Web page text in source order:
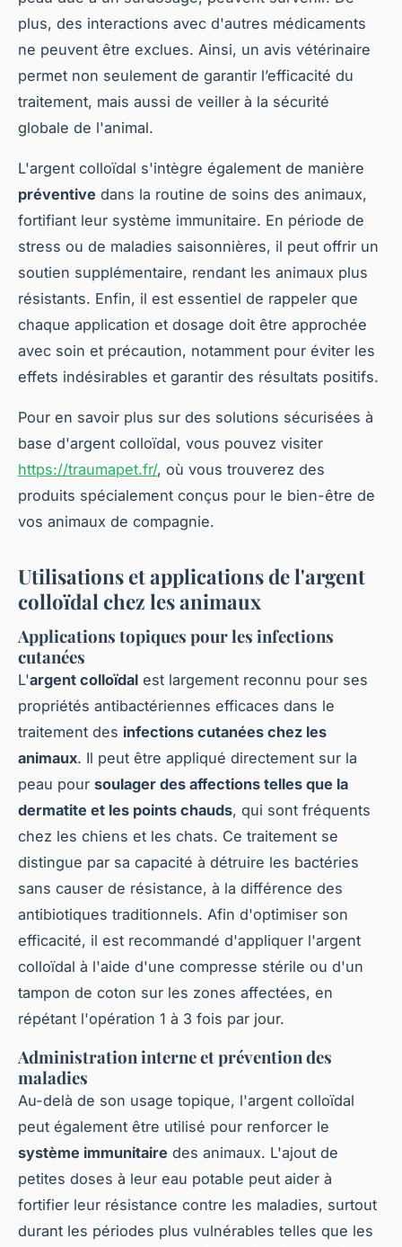
plus, des interactions avec d'autres médicaments
ne peuvent être exclues. Ainsi, un avis vétérinaire
permet non seulement de garantir l’efficacité du
traitement, mais aussi de veiller à la sécurité
globale de l'animal.
L'argent colloïdal s'intègre également de manière
préventive dans la routine de soins des animaux,
fortifiant leur système immunitaire. En période de
stress ou de maladies saisonnières, il peut offrir un
soutien supplémentaire, rendant les animaux plus
résistants. Enfin, il est essentiel de rappeler que
chaque application et dosage doit être approchée
avec soin et précaution, notamment pour éviter les
effets indésirables et garantir des résultats positifs.
Pour en savoir plus sur des solutions sécurisées à
base d'argent colloïdal, vous pouvez visiter
https://traumapet.fr/, où vous trouverez des
produits spécialement conçus pour le bien-être de
vos animaux de compagnie.
Utilisations et applications de l'argent
colloïdal chez les animaux
Applications topiques pour les infections
cutanées
L'argent colloïdal est largement reconnu pour ses
propriétés antibactériennes efficaces dans le
traitement des infections cutanées chez les
animaux. Il peut être appliqué directement sur la
peau pour soulager des affections telles que la
dermatite et les points chauds, qui sont fréquents
chez les chiens et les chats. Ce traitement se
distingue par sa capacité à détruire les bactéries
sans causer de résistance, à la différence des
antibiotiques traditionnels. Afin d'optimiser son
efficacité, il est recommandé d'appliquer l'argent
colloïdal à l'aide d'une compresse stérile ou d'un
tampon de coton sur les zones affectées, en
répétant l'opération 1 à 3 fois par jour.
Administration interne et prévention des
maladies
Au-delà de son usage topique, l'argent colloïdal
peut également être utilisé pour renforcer le
système immunitaire des animaux. L'ajout de
petites doses à leur eau potable peut aider à
fortifier leur résistance contre les maladies, surtout
durant les périodes plus vulnérables telles que les